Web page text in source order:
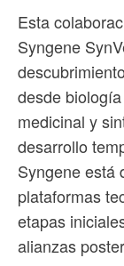
Esta
Syngene
desde
medicinal y
desarrollo
Syngene está
plataformas
etapas
alianzas